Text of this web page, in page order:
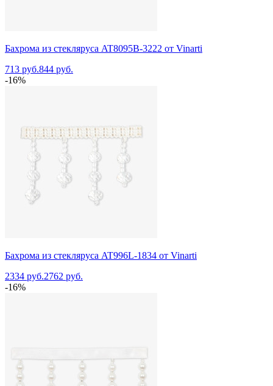
Бахрома из стекляруса AT8095B-3222 от Vinarti
713 руб.844 руб.
-16%
Бахрома из стекляруса AT996L-1834 от Vinarti
2334 руб.2762 руб.
-16%